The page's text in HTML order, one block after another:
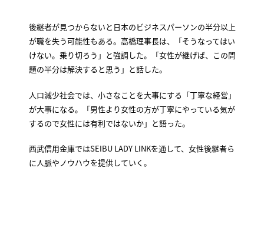
後継者が見つからないと日本のビジネスパーソンの半分以上
が職を失う可能性もある。高橋理事長は、「そうなってはい
けない。乗り切ろう」と強調した。「女性が継げば、この問
題の半分は解決すると思う」と話した。
人口減少社会では、小さなことを大事にする「丁寧な経営」
が大事になる。「男性より女性の方が丁寧にやっている気が
するので女性には有利ではないか」と語った。
西武信用金庫ではSEIBU LADY LINKを通して、女性後継者ら
に人脈やノウハウを提供していく。